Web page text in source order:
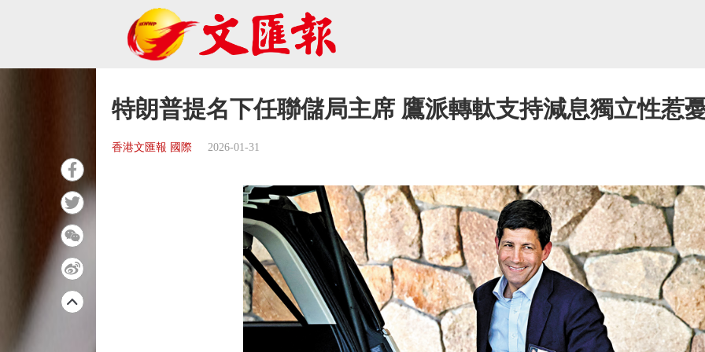
特朗普提名下任聯儲局主席 鷹派轉軚支持減息獨立性惹
香港文匯報 國際 2026-01-31